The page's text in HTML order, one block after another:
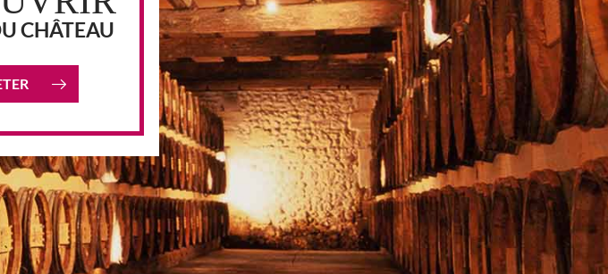
CHÂTEAU